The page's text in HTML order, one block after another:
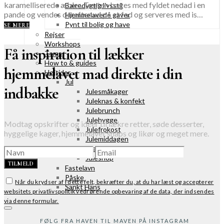
Bæredygtig livsstil
Hjemmelavede gaver
Pynt til bolig og have
Rejser
Workshops
Tema
How to & guides
Højtider
Jul
Julesmåkager
Juleknas & konfekt
Julebrunch
Julehygge
Julefrokost
Julemiddagen
Hjemmelavede julegaver
Juleshop
Fastelavn
Påske
Sankt Hans
karamelliserede æbler. Tærten bages med fyldet nedad i en
pande og vendes derefter ud på et fad og serveres med is…
SE MERE
Få inspiration til lækker
hjemmelavet mad direkte i din
indbakke
Modtag opskrifter og idéer til lækre retter, søde desserter,
hyggelige kager, hjemmelavet snaps og likør og meget mere.
TILMELD
Når du krydser af i dette felt, bekræfter du, at du har læst og accepterer
websitets privatlivspolitik vedrørende opbevaring af de data, der indsendes
via denne formular.
FØLG FRA HAVEN TIL MAVEN PÅ INSTAGRAM